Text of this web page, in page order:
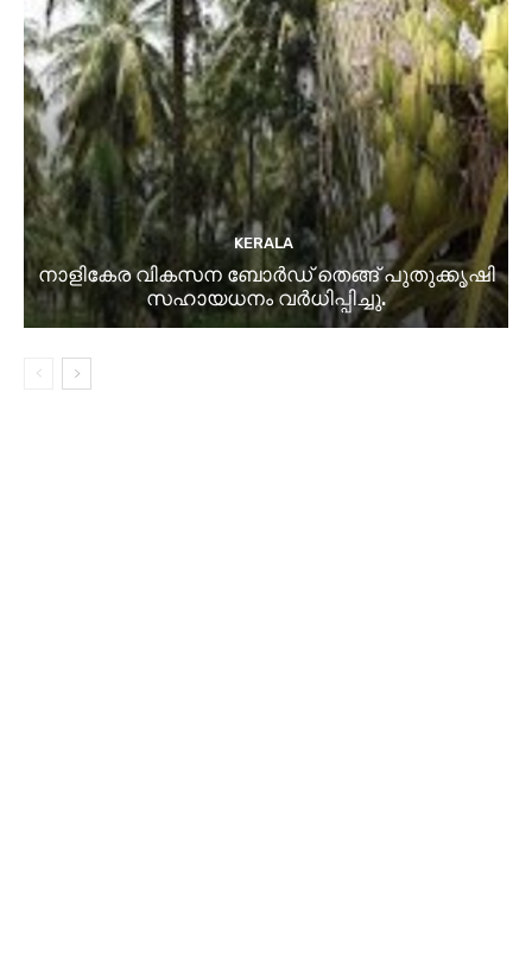
KERALA
നാളികേര വികസന ബോർഡ് തെങ്ങ് പുതുക്കൃഷി
സഹായധനം വർധിപ്പിച്ചു.